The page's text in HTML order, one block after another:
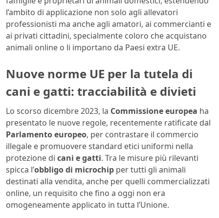
l’ambito di applicazione non solo agli allevatori
professionisti ma anche agli amatori, ai commercianti e
ai privati cittadini, specialmente coloro che acquistano
animali online o li importano da Paesi extra UE.
Nuove norme UE per la tutela di
cani e gatti: tracciabilità e divieti
Lo scorso dicembre 2023, la Commissione europea ha
presentato le nuove regole, recentemente ratificate dal
Parlamento europeo, per contrastare il commercio
illegale e promuovere standard etici uniformi nella
protezione di cani e gatti. Tra le misure più rilevanti
spicca l’obbligo di microchip per tutti gli animali
destinati alla vendita, anche per quelli commercializzati
online, un requisito che fino a oggi non era
omogeneamente applicato in tutta l’Unione.